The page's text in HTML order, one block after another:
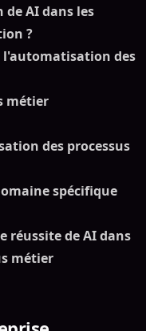
AI dans les
?
des
métier
des processus
spécifique
réussite de AI dans
métier